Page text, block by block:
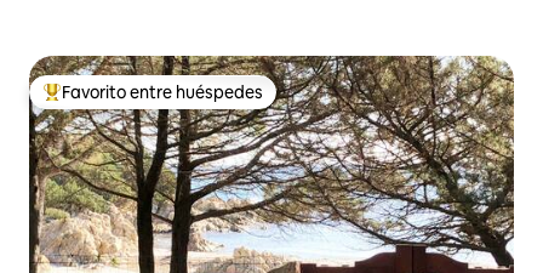
Favorito entre huéspedes preferido
Favorito entre huéspedes